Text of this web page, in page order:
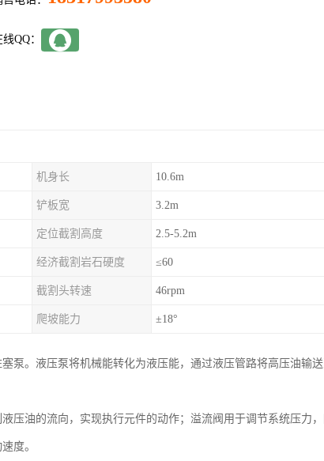
QQ：
机身长 10.6m
铲板宽 3.2m
定位截割高度 2.5-5.2m
经济截割岩石硬度 ≤60
截割头转速 46rpm
爬坡能力 ±18°
泵。液压泵将机械能转化为液压能，通过液压管路将高压油输
压油的流向，实现执行元件的动作；溢流阀用于调节系统压力
度。